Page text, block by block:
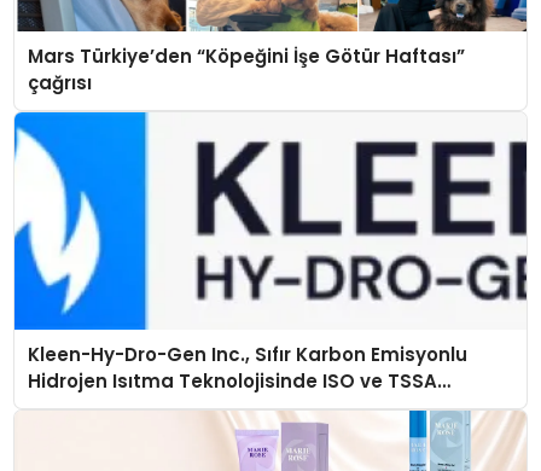
Mars Türkiye’den “Köpeğini İşe Götür Haftası”
çağrısı
Kleen-Hy-Dro-Gen Inc., Sıfır Karbon Emisyonlu
Hidrojen Isıtma Teknolojisinde ISO ve TSSA
Düzenleyici Onaylarını Aldı